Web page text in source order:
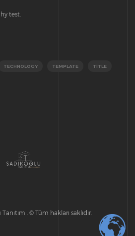
test.
TECHNOLOGY TEMPLATE TITLE
. © Tüm hakları saklıdır.